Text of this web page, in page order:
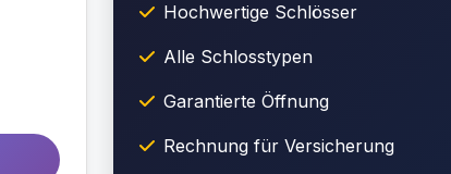
Hochwertige Schlösser
Alle Schlosstypen
Garantierte Öffnung
Rechnung für Versicherung